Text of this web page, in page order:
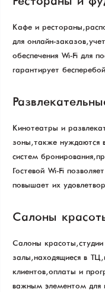
Кафе и рестораны,
для онлайн-заказов,
обеспечения Wi-Fi для
гарантирует
Кинотеатры и
зоны, также нуждаются
систем бронирования,
Гостевой Wi-Fi
повышает их
Салоны
Салоны красоты,
залы, находящиеся в ТЦ,
клиентов, оплаты и
важным элементом для